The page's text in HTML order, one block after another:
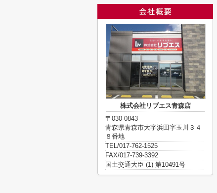
株式会社リブエス青森店
〒030-0843
青森県青森市大字浜田字玉川３４
８番地
TEL/017-762-1525
FAX/017-739-3392
国土交通大臣 (1) 第10491号